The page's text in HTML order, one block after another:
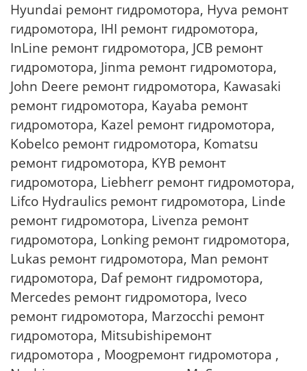
Hyundai ремонт гидромотора, Hyva ремонт
гидромотора, IHI ремонт гидромотора,
InLine ремонт гидромотора, JCB ремонт
гидромотора, Jinma ремонт гидромотора,
John Deere ремонт гидромотора, Kawasaki
ремонт гидромотора, Kayaba ремонт
гидромотора, Kazel ремонт гидромотора,
Kobelco ремонт гидромотора, Komatsu
ремонт гидромотора, KYB ремонт
гидромотора, Liebherr ремонт гидромотора,
Lifco Hydraulics ремонт гидромотора, Linde
ремонт гидромотора, Livenza ремонт
гидромотора, Lonking ремонт гидромотора,
Lukas ремонт гидромотора, Man ремонт
гидромотора, Daf ремонт гидромотора,
Mercedes ремонт гидромотора, Iveco
ремонт гидромотора, Marzocchi ремонт
гидромотора, Mitsubishiремонт
гидромотора , Moogремонт гидромотора ,